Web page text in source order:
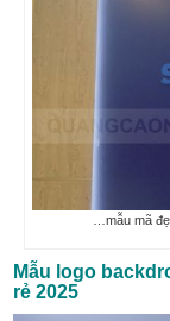
…mẫu mã
Mẫu logo
rẻ 2025